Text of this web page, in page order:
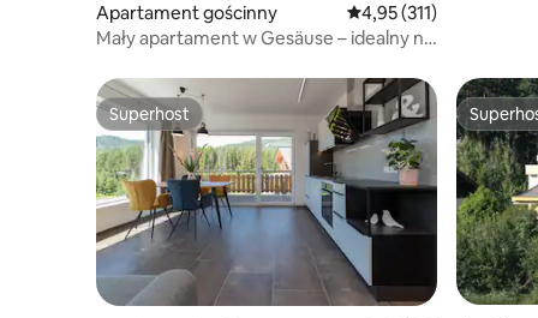
Apartament gościnny Średnia ocena: 4,95 na
4,95 (311)
Mały apartament w Gesäuse – idealny na
Superhost
Superhost